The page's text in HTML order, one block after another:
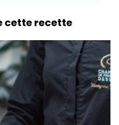
cette recette